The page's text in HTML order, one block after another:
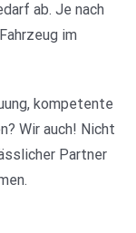
ab. Je nach
im
kompetente
Wir auch! Nicht
Partner